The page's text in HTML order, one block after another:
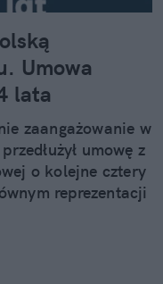
Umowa
lata
zaangażowanie w
umowę z
o kolejne cztery
reprezentacji